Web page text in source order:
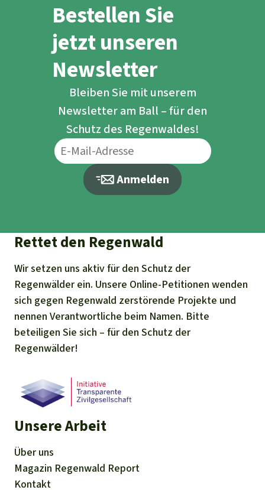
Bestellen Sie
jetzt unseren
Newsletter
Bleiben Sie mit unserem
Newsletter am Ball – für den
Schutz des Regenwaldes!
Anmelden
Rettet den Regenwald
Wir setzen uns aktiv für den Schutz der
Regenwälder ein. Unsere Online-Petitionen wenden
sich gegen Regenwald zerstörende Projekte und
nennen Verantwortliche beim Namen. Bitte
beteiligen Sie sich – für den Schutz der
Regenwälder!
Unsere Arbeit
Über uns
Magazin Regenwald Report
Kontakt